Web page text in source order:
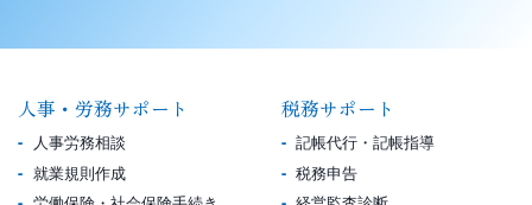
人事・労務サポート
人事労務相談
就業規則作成
税務サポート
記帳代行・記帳指導
税務申告